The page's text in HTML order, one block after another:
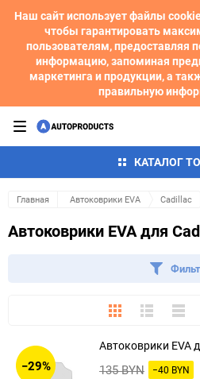
Наш сайт использует файлы
чтобы гарантировать
пользователям, предоставляя
информацию, запоминая
маркетинга и продукции, а
правильную
КАТАЛОГ
Главная Автоковрики EVA Cadillac
Автоковрики EVA для
ПлиткаПодробно
−29%
Автоковрики EVA
135 BYN −40 BYN